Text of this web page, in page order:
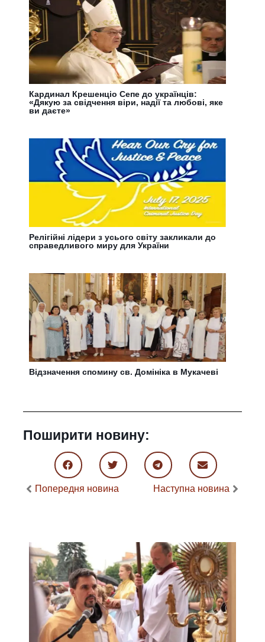
Кардинал Крешенціо Сепе до українців:
«Дякую за свідчення віри, надії та любові, яке
ви даєте»
Релігійні лідери з усього світу закликали до
справедливого миру для України
Відзначення спомину св. Домініка в Мукачеві
Поширити новину:
Попередня новина Наступна новина